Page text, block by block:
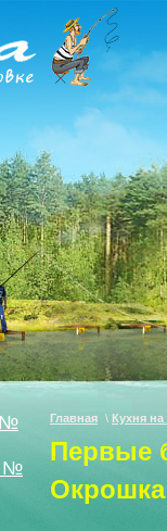
№
№
Главная \ Кухня
Первые
Окрошка